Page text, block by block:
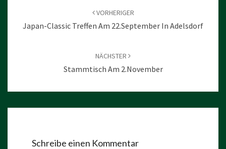
VORHERIGER
Japan-Classic Treffen Am 22.September In Adelsdorf
NÄCHSTER
Stammtisch Am 2.November
Schreibe einen Kommentar